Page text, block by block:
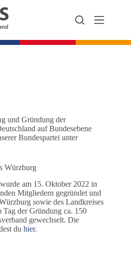
und Gründung der
auf Bundesebene
Bundespartei unter
Würzburg
am 15. Oktober 2022 in
Mitgliedern gegründet und
sowie des Landkreises
Tag der Gründung ca. 150
gewechselt. Die
du hier.